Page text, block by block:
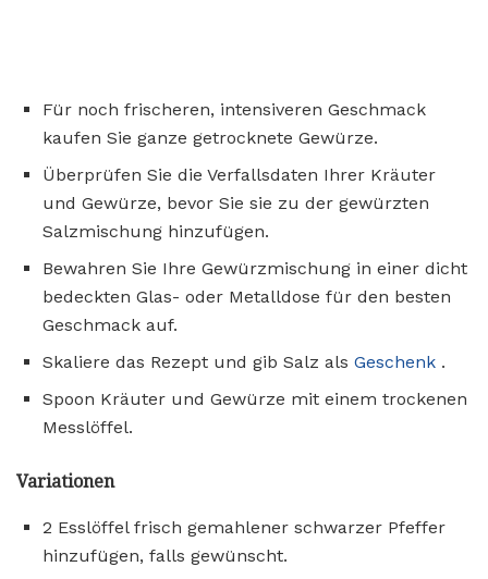
Für noch frischeren, intensiveren Geschmack
kaufen Sie ganze getrocknete Gewürze.
Überprüfen Sie die Verfallsdaten Ihrer Kräuter
und Gewürze, bevor Sie sie zu der gewürzten
Salzmischung hinzufügen.
Bewahren Sie Ihre Gewürzmischung in einer dicht
bedeckten Glas- oder Metalldose für den besten
Geschmack auf.
Skaliere das Rezept und gib Salz als Geschenk .
Spoon Kräuter und Gewürze mit einem trockenen
Messlöffel.
Variationen
2 Esslöffel frisch gemahlener schwarzer Pfeffer
hinzufügen, falls gewünscht.